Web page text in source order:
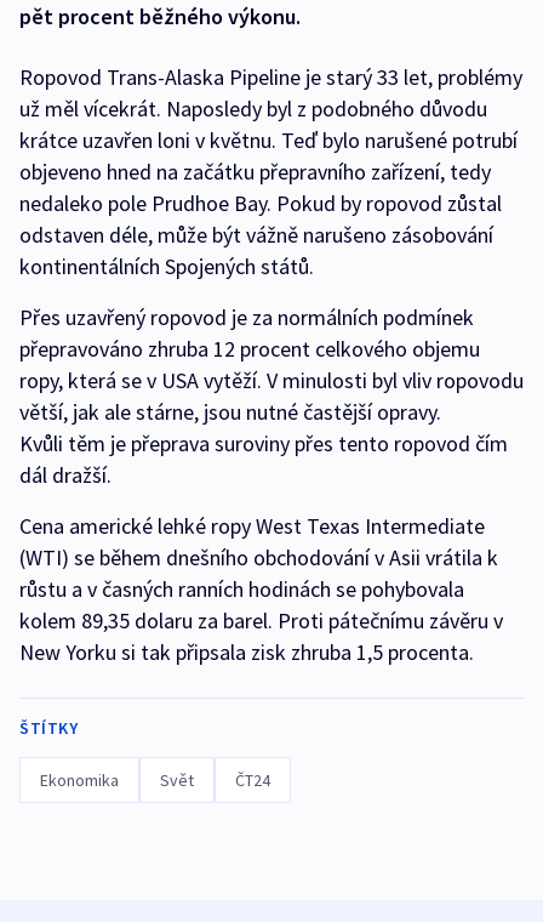
pět procent běžného výkonu.
Ropovod Trans-Alaska Pipeline je starý 33 let, problémy
už měl vícekrát. Naposledy byl z podobného důvodu
krátce uzavřen loni v květnu. Teď bylo narušené potrubí
objeveno hned na začátku přepravního zařízení, tedy
nedaleko pole Prudhoe Bay. Pokud by ropovod zůstal
odstaven déle, může být vážně narušeno zásobování
kontinentálních Spojených států.
Přes uzavřený ropovod je za normálních podmínek
přepravováno zhruba 12 procent celkového objemu
ropy, která se v USA vytěží. V minulosti byl vliv ropovodu
větší, jak ale stárne, jsou nutné častější opravy.
Kvůli těm je přeprava suroviny přes tento ropovod čím
dál dražší.
Cena americké lehké ropy West Texas Intermediate
(WTI) se během dnešního obchodování v Asii vrátila k
růstu a v časných ranních hodinách se pohybovala
kolem 89,35 dolaru za barel. Proti pátečnímu závěru v
New Yorku si tak připsala zisk zhruba 1,5 procenta.
ŠTÍTKY
Ekonomika Svět ČT24